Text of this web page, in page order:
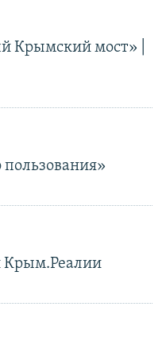
Крымский мост» |
Крым.Реалии